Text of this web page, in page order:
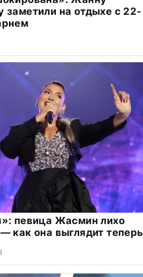
заметили на отдыхе с 22-
певица Жасмин лихо
как она выглядит теперь